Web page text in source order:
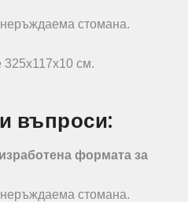
стомана.
325x117x10 см.
въпроси:
формата за
стомана.